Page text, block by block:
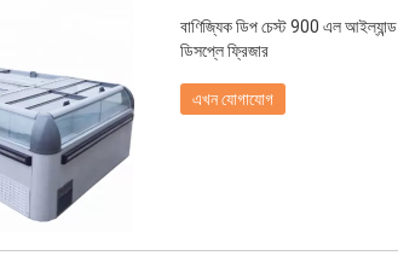
বাণিজ্যিক ডিপ চেস্ট 900 এল আইল্যান্ড
ডিসপ্লে ফ্রিজার
এখন যোগাযোগ